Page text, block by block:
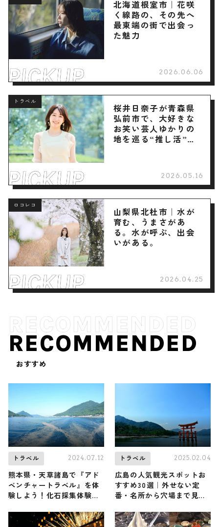
北海道根室市｜花咲
く線路の、その先へ
最東端の街で出会っ
た魅力
2026.06.06
トラベル
桜井日奈子が青森県
弘前市で、大好きな
お笑い芸人ゆかりの
地を巡る“推し活”旅
2026.05.16
ロコレコ
山梨県北杜市｜水が
育む、うまさがあ
る。水が呼ぶ、出会
いがある。
2026.04.25
RECOMMENDED
おすすめ
トラベル 2024.07.12
熊本県・天草諸島で『アド
ベンチャートラベル』を体
験しよう！化石採集体験・
満載
トラベル 2025.02.04
広島の人気観光スポットお
すすめ30選｜外せない定
番・名所から穴場まで見ど